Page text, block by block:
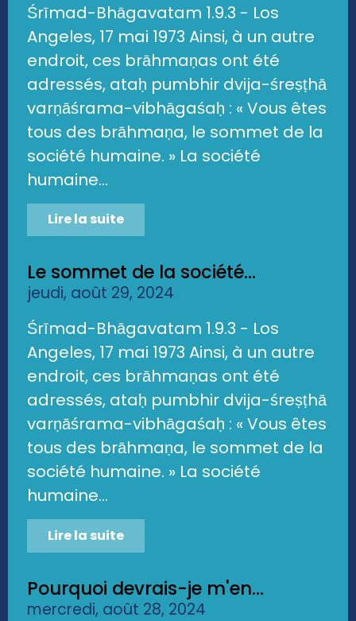
Śrīmad-Bhāgavatam 1.9.3 - Los
Angeles, 17 mai 1973 Ainsi, à un autre
endroit, ces brāhmaṇas ont été
adressés, ataḥ pumbhir dvija-śreṣṭhā
varṇāśrama-vibhāgaśaḥ : « Vous êtes
tous des brāhmaṇa, le sommet de la
société humaine. » La société
humaine...
Lire la suite
Le sommet de la société...
jeudi, août 29, 2024
Śrīmad-Bhāgavatam 1.9.3 - Los
Angeles, 17 mai 1973 Ainsi, à un autre
endroit, ces brāhmaṇas ont été
adressés, ataḥ pumbhir dvija-śreṣṭhā
varṇāśrama-vibhāgaśaḥ : « Vous êtes
tous des brāhmaṇa, le sommet de la
société humaine. » La société
humaine...
Lire la suite
Pourquoi devrais-je m'en...
mercredi, août 28, 2024